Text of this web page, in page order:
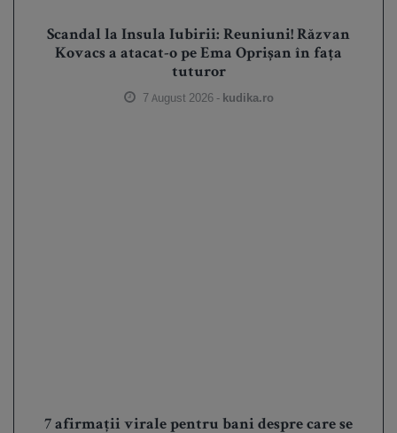
Scandal la Insula Iubirii: Reuniuni! Răzvan
Kovacs a atacat-o pe Ema Oprișan în fața
tuturor
7 August 2026 - kudika.ro
7 afirmații virale pentru bani despre care se